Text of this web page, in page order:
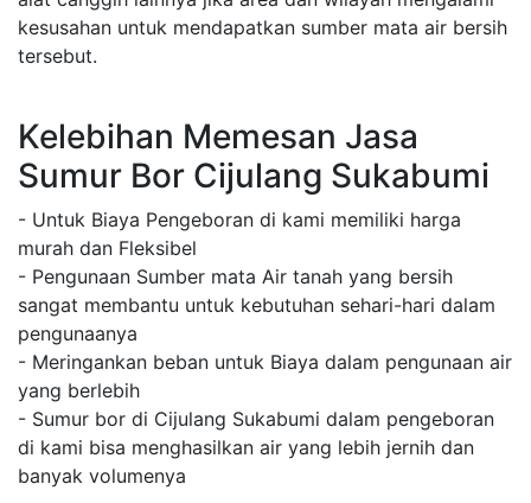
kesusahan untuk mendapatkan sumber mata air bersih
tersebut.
Kelebihan Memesan Jasa
Sumur Bor Cijulang Sukabumi
- Untuk Biaya Pengeboran di kami memiliki harga
murah dan Fleksibel
- Pengunaan Sumber mata Air tanah yang bersih
sangat membantu untuk kebutuhan sehari-hari dalam
pengunaanya
- Meringankan beban untuk Biaya dalam pengunaan air
yang berlebih
- Sumur bor di Cijulang Sukabumi dalam pengeboran
di kami bisa menghasilkan air yang lebih jernih dan
banyak volumenya